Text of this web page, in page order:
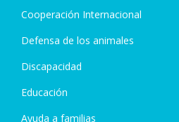
Cooperación Internacional
Defensa de los animales
Discapacidad
Educación
Ayuda a familias